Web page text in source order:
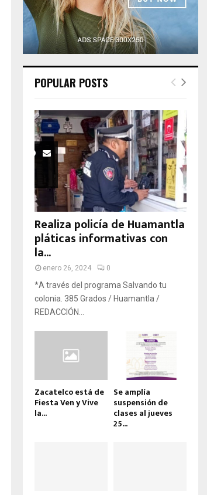
POPULAR POSTS
Realiza policía de Huamantla
pláticas informativas con
la...
enero 26, 2024 0
*A través del programa Salvando tu
colonia. 385 Grados / Huamantla /
REDACCIÓN...
Zacatelco está de
Fiesta Ven y Vive
la...
Se amplía
suspensión de
clases al jueves
25...